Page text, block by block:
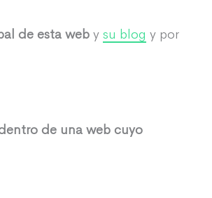
de esta web y su blog y por
de una web cuyo